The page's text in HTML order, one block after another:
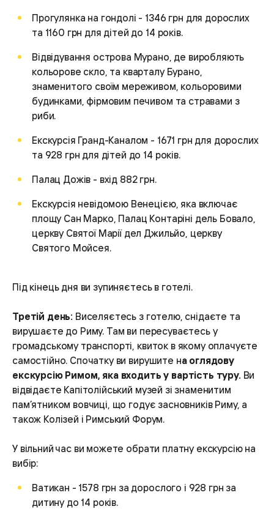
Прогулянка на гондолі - 1346 грн для дорослих
та 1160 грн для дітей до 14 років.
Відвідування острова Мурано, де виробляють
кольорове скло, та кварталу Бурано,
знаменитого своїм мереживом, кольоровими
будинками, фірмовим печивом та стравами з
риби.
Екскурсія Гранд-Каналом - 1671 грн для дорослих
та 928 грн для дітей до 14 років.
Палац Дожів - вхід 882 грн.
Екскурсія невідомою Венецією, яка включає
площу Сан Марко, Палац Контаріні дель Бовало,
церкву Святої Марії дел Джильйо, церкву
Святого Мойсея.
Під кінець дня ви зупиняєтесь в готелі.
Третій день: Виселяєтесь з готелю, снідаєте та
вирушаєте до Риму. Там ви пересуваєтесь у
громадському транспорті, квиток в якому оплачуєте
самостійно. Спочатку ви вирушите на оглядову
екскурсію Римом, яка входить у вартість туру. Ви
відвідаєте Капітолійський музей зі знаменитим
пам’ятником вовчиці, що годує засновників Риму, а
також Колізей і Римський Форум.
У вільний час ви можете обрати платну екскурсію на
вибір:
Ватикан - 1578 грн за дорослого і 928 грн за
дитину до 14 років.